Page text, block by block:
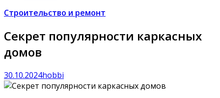
Строительство и ремонт
Секрет популярности каркасных
домов
30.10.2024hobbi